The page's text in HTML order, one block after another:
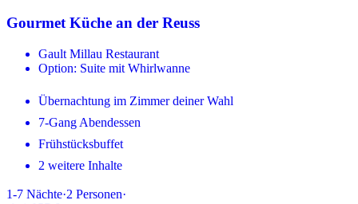
Gourmet Küche an der Reuss
Gault Millau Restaurant
Option: Suite mit Whirlwanne
Übernachtung im Zimmer deiner Wahl
7-Gang Abendessen
Frühstücksbuffet
2 weitere Inhalte
1-7 Nächte·2 Personen·